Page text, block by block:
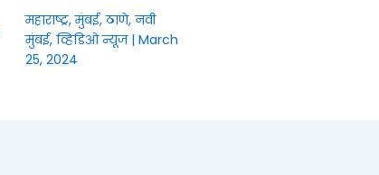
महाराष्ट्र,मुंबई, ठाणे, नवी
मुंबई, व्हिडिओ न्यूज| March
25, 2024